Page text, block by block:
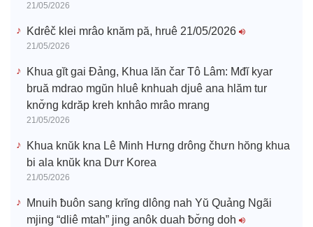
21/05/2026
Kdrêč klei mrâo knăm pă, hruê 21/05/2026
21/05/2026
Khua gĭt gai Đảng, Khua lăn čar Tô Lâm: Mđĭ kyar
bruă mdrao mgŭn hluê knhuah djuê ana hlăm tur
knơ̆ng kdrăp kreh knhâo mrâo mrang
21/05/2026
Khua knŭk kna Lê Minh Hưng drông čhưn hŏng khua
bi ala knŭk kna Dưr Korea
21/05/2026
Mnuih ƀuôn sang krĭng dlông nah Yŭ Quảng Ngãi
mjing “dliê mtah” jing anôk duah ƀơ̆ng doh